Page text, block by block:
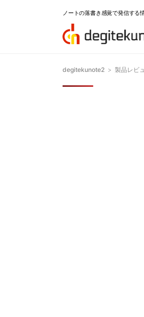
ノートの落書き感覚で発信する
degitekunote2 > 製品レビ